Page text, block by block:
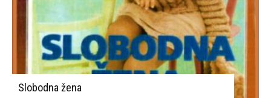
Slobodna žena